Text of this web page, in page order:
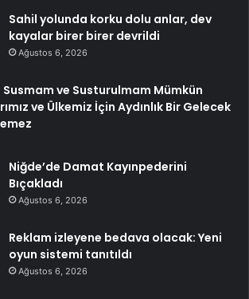
Sahil yolunda korku dolu anlar, dev
kayalar birer birer devrildi
Ağustos 6, 2026
Susmam ve Susturulmam Mümkün
ve Ülkemiz İçin Aydınlık Bir Gelecek
Niğde’de Damat Kayınpederini
Bıçakladı
Ağustos 6, 2026
Reklam izleyene bedava olacak: Yeni
oyun sistemi tanıtıldı
Ağustos 6, 2026